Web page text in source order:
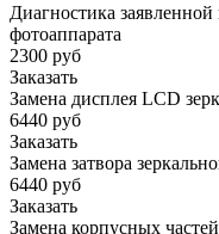
Диагностика
фотоаппарата
2300 руб
Заказать
Замена дисплея LCD
6440 руб
Заказать
Замена затвора
6440 руб
Заказать
Замена корпусных